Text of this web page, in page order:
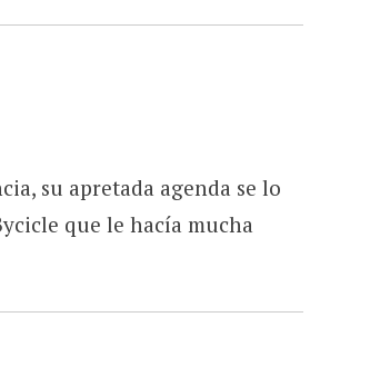
su apretada agenda se lo
que le hacía mucha